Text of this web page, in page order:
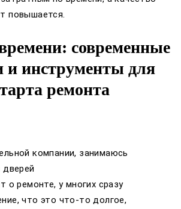
повышается.
современные
и инструменты для
ремонта
компании, занимаюсь
дверей
о ремонте, у многих сразу
что это что-то долгое,